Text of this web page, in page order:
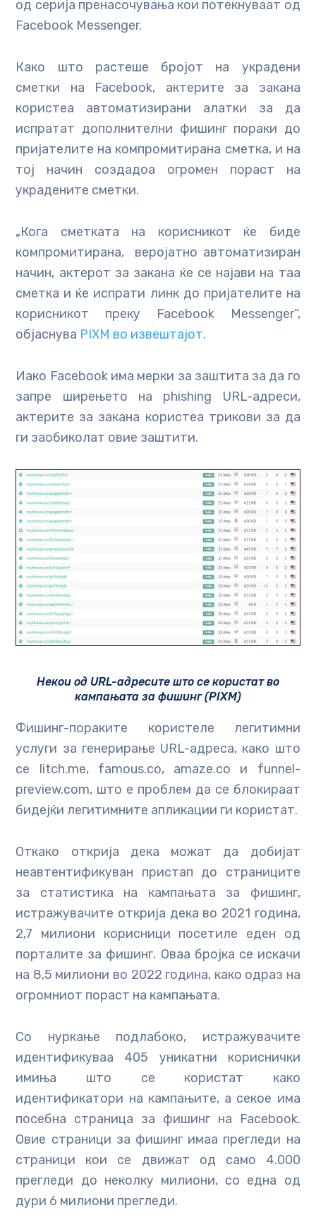
од серија пренасочувања кои потекнуваат од
Facebook Messenger.
Како што растеше бројот на украдени
сметки на Facebook, актерите за закана
користеа автоматизирани алатки за да
испратат дополнителни фишинг пораки до
пријателите на компромитирана сметка, и на
тој начин создадоа огромен пораст на
украдените сметки.
„Кога сметката на корисникот ќе биде
компромитирана, веројатно автоматизиран
начин, актерот за закана ќе се најави на таа
сметка и ќе испрати линк до пријателите на
корисникот преку Facebook Messenger“,
објаснува PIXM во извештајот.
Иако Facebook има мерки за заштита за да го
запре ширењето на phishing URL-адреси,
актерите за закана користеа трикови за да
ги заобиколат овие заштити.
Некои од URL-адресите што се користат во
кампањата за фишинг (PIXM)
Фишинг-пораките користеле легитимни
услуги за генерирање URL-адреса, како што
се litch.me, famous.co, amaze.co и funnel-
preview.com, што е проблем да се блокираат
бидејќи легитимните апликации ги користат.
Откако открија дека можат да добијат
неавтентификуван пристап до страниците
за статистика на кампањата за фишинг,
истражувачите открија дека во 2021 година,
2,7 милиони корисници посетиле еден од
порталите за фишинг. Оваа бројка се искачи
на 8,5 милиони во 2022 година, како одраз на
огромниот пораст на кампањата.
Со нуркање подлабоко, истражувачите
идентификуваа 405 уникатни кориснички
имиња што се користат како
идентификатори на кампањите, а секое има
посебна страница за фишинг на Facebook.
Овие страници за фишинг имаа прегледи на
страници кои се движат од само 4.000
прегледи до неколку милиони, со една од
дури 6 милиони прегледи.